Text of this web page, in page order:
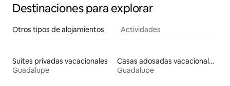
Destinaciones para explorar
Otros tipos de alojamientos Actividades
Suites privadas vacacionales
Guadalupe
Casas adosadas vacacionales
Guadalupe